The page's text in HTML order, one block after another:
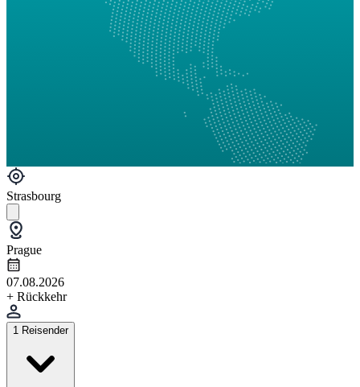
Strasbourg
Prague
07.08.2026
+ Rückkehr
1 Reisender